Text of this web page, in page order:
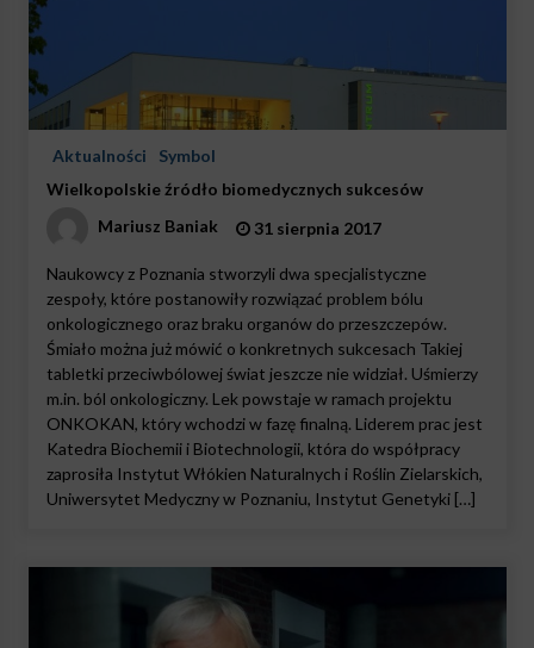
Aktualności
Symbol
Wielkopolskie źródło biomedycznych sukcesów
Mariusz Baniak
31 sierpnia 2017
Naukowcy z Poznania stworzyli dwa specjalistyczne
zespoły, które postanowiły rozwiązać problem bólu
onkologicznego oraz braku organów do przeszczepów.
Śmiało można już mówić o konkretnych sukcesach Takiej
tabletki przeciwbólowej świat jeszcze nie widział. Uśmierzy
m.in. ból onkologiczny. Lek powstaje w ramach projektu
ONKOKAN, który wchodzi w fazę finalną. Liderem prac jest
Katedra Biochemii i Biotechnologii, która do współpracy
zaprosiła Instytut Włókien Naturalnych i Roślin Zielarskich,
Uniwersytet Medyczny w Poznaniu, Instytut Genetyki […]